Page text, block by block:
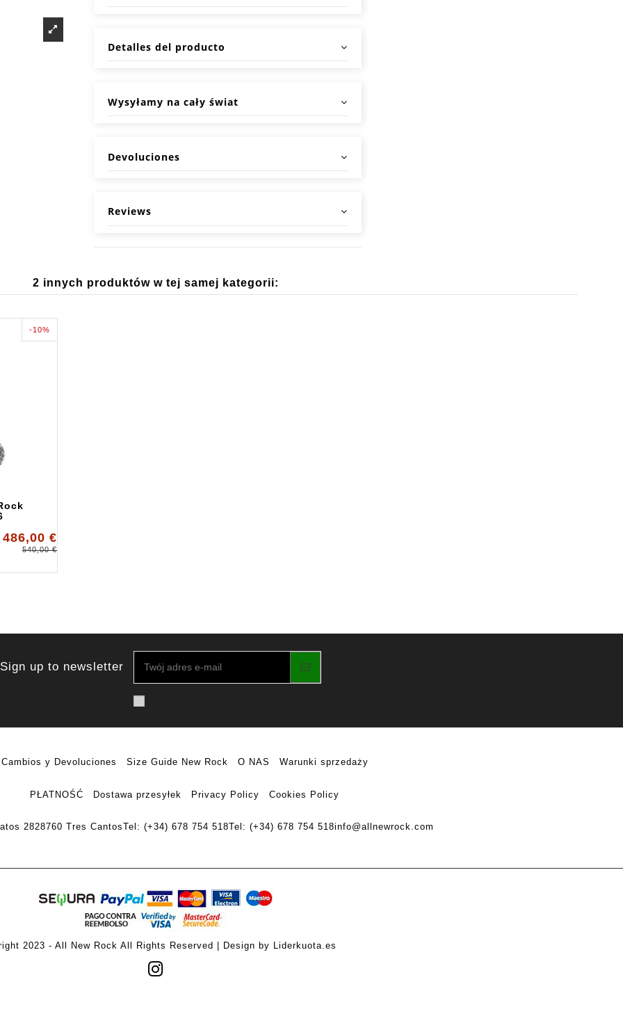
Detalles del producto
Wysyłamy na cały świat
Devoluciones
Reviews
2 innych produktów w tej samej kategorii:
-10%
486,00 €
540,00 €
Sign up to newsletter
Cambios y Devoluciones Size Guide New Rock O NAS Warunki sprzedaży
PŁATNOŚĆ Dostawa przesyłek Privacy Policy Cookies Policy
2828760 Tres CantosTel: (+34) 678 754 518Tel: (+34) 678 754 518info@allnewrock.com
2023 - All New Rock All Rights Reserved | Design by Liderkuota.es